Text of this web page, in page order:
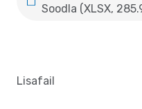
Soodla (XLSX,
Lisafail